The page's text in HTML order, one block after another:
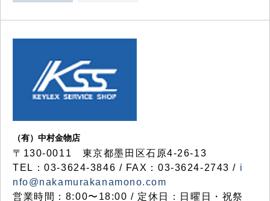
（有）中村金物店
〒130-0011 東京都墨田区石原4-26-13
TEL：03-3624-3846 / FAX：03-3624-2743 / i
nfo@nakamurakanamono.com
営業時間：8:00〜18:00 / 定休日：日曜日・祝祭